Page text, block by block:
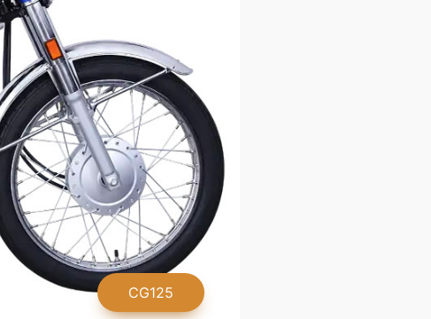
CG125S